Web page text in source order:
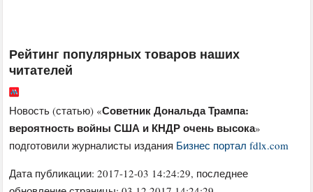
Рейтинг популярных товаров наших
читателей
Новость (статью) «Советник Дональда Трампа:
вероятность войны США и КНДР очень высока»
подготовили журналисты издания Бизнес портал fdlx.com
Дата публикации:2017-12-03 14:24:29, последнее